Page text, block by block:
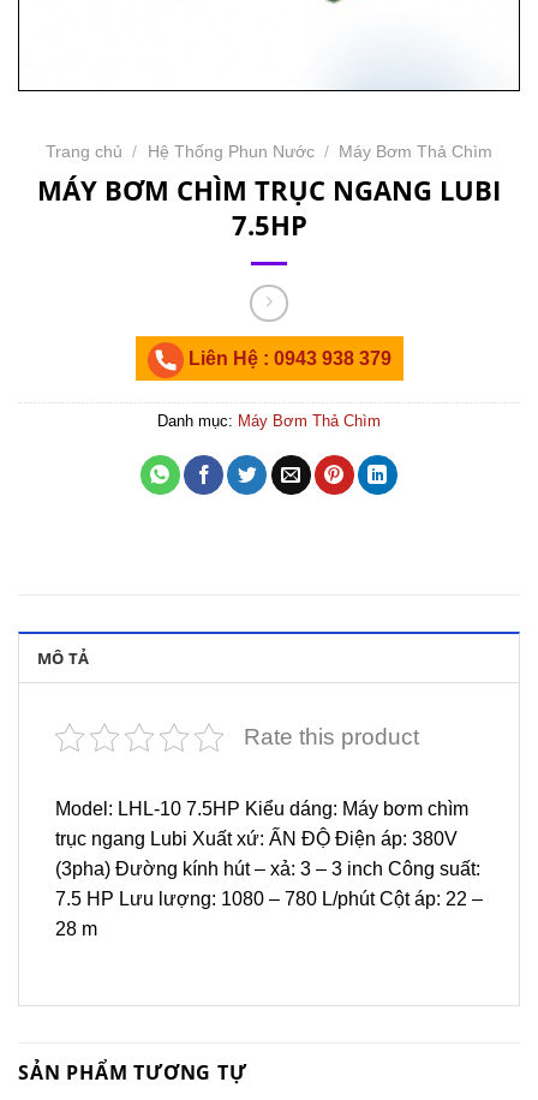
Trang chủ / Hệ Thống Phun Nước / Máy Bơm Thả Chìm
MÁY BƠM CHÌM TRỤC NGANG LUBI
7.5HP
Liên Hệ : 0943 938 379
Danh mục: Máy Bơm Thả Chìm
MÔ TẢ
Rate this product
Model: LHL-10 7.5HP Kiểu dáng: Máy bơm chìm
trục ngang Lubi Xuất xứ: ẤN ĐỘ Điện áp: 380V
(3pha) Đường kính hút – xả: 3 – 3 inch Công suất:
7.5 HP Lưu lượng: 1080 – 780 L/phút Cột áp: 22 –
28 m
SẢN PHẨM TƯƠNG TỰ